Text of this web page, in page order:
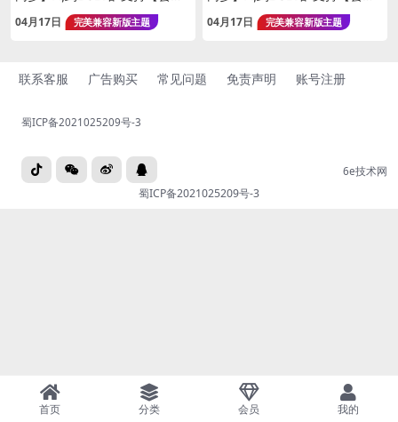
信息+余额同步】非插件
04月17日 完美兼容新版主题
信息+余额同步】非插件
04月17日 完美兼容新版主题
联系客服 广告购买 常见问题 免责声明 账号注册
蜀ICP备2021025209号-3
6e技术网
蜀ICP备2021025209号-3
首页 分类 会员 我的